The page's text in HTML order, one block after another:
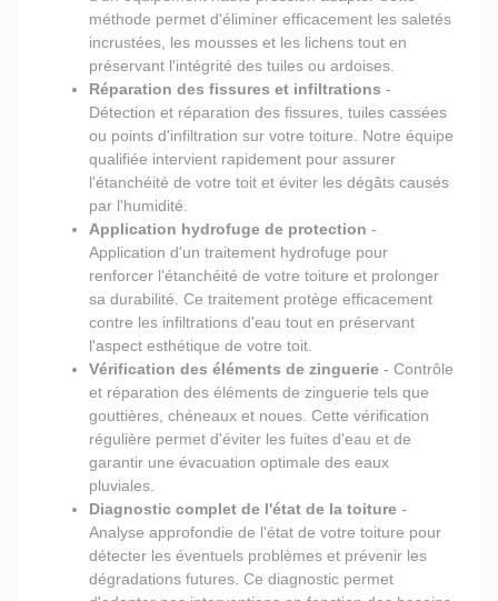
méthode permet d'éliminer efficacement les saletés
incrustées, les mousses et les lichens tout en
préservant l'intégrité des tuiles ou ardoises.
Réparation des fissures et infiltrations -
Détection et réparation des fissures, tuiles cassées
ou points d'infiltration sur votre toiture. Notre équipe
qualifiée intervient rapidement pour assurer
l'étanchéité de votre toit et éviter les dégâts causés
par l'humidité.
Application hydrofuge de protection -
Application d'un traitement hydrofuge pour
renforcer l'étanchéité de votre toiture et prolonger
sa durabilité. Ce traitement protège efficacement
contre les infiltrations d'eau tout en préservant
l'aspect esthétique de votre toit.
Vérification des éléments de zinguerie - Contrôle
et réparation des éléments de zinguerie tels que
gouttières, chéneaux et noues. Cette vérification
régulière permet d'éviter les fuites d'eau et de
garantir une évacuation optimale des eaux
pluviales.
Diagnostic complet de l'état de la toiture -
Analyse approfondie de l'état de votre toiture pour
détecter les éventuels problèmes et prévenir les
dégradations futures. Ce diagnostic permet